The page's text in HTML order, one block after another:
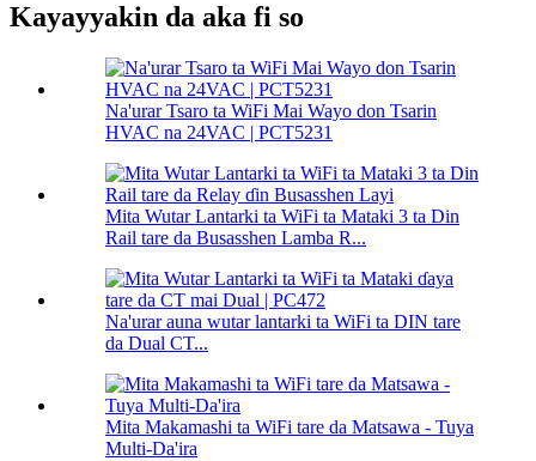
Kayayyakin da aka fi so
Na'urar Tsaro ta WiFi Mai Wayo don Tsarin
HVAC na 24VAC | PCT5231
Mita Wutar Lantarki ta WiFi ta Mataki 3 ta Din
Rail tare da Busasshen Lamba R...
Na'urar auna wutar lantarki ta WiFi ta DIN tare
da Dual CT...
Mita Makamashi ta WiFi tare da Matsawa - Tuya
Multi-Da'ira